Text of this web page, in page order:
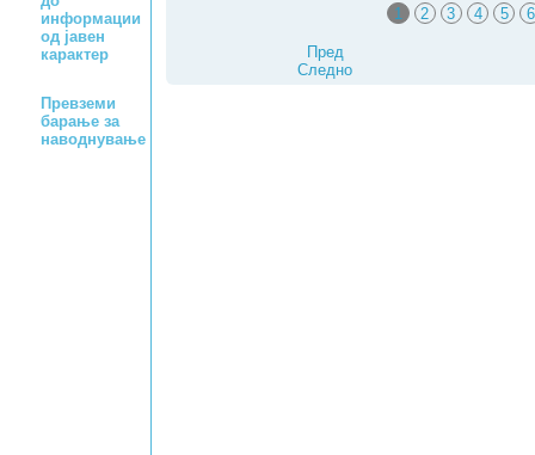
информации
од јавен
карактер
Превземи
барање за
наводнување
1 2 3 4 5 6
Пред
Следно